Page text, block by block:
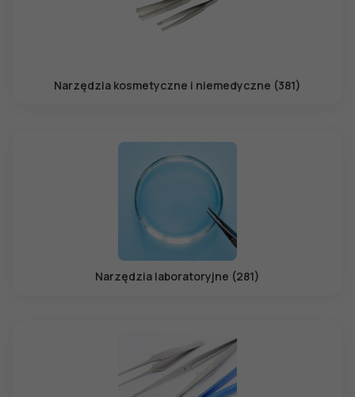
Narzędzia kosmetyczne i niemedyczne (381)
Narzędzia laboratoryjne (281)